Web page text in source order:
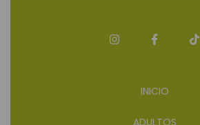
INICIO
ADULTOS